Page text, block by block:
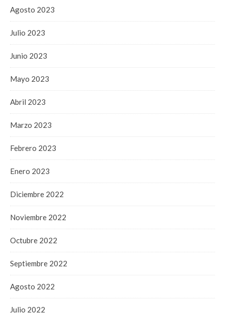
Agosto 2023
Julio 2023
Junio 2023
Mayo 2023
Abril 2023
Marzo 2023
Febrero 2023
Enero 2023
Diciembre 2022
Noviembre 2022
Octubre 2022
Septiembre 2022
Agosto 2022
Julio 2022